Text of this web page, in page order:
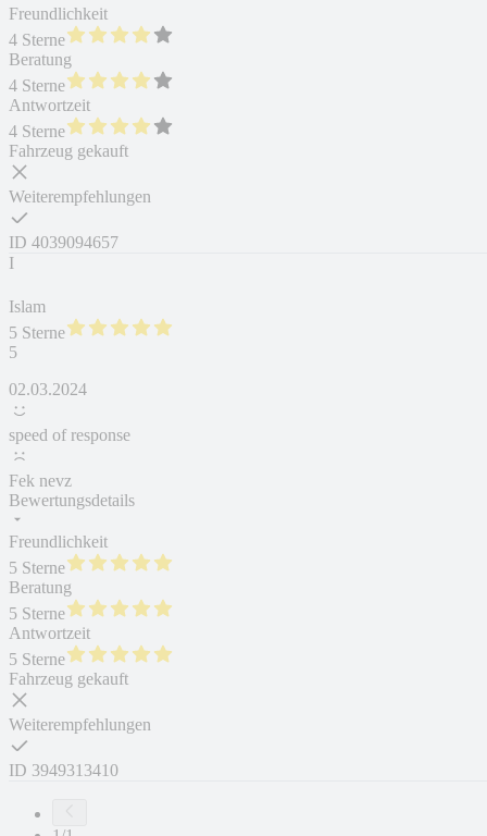
Freundlichkeit
4 Sterne
Beratung
4 Sterne
Antwortzeit
4 Sterne
Fahrzeug gekauft
Weiterempfehlungen
ID 4039094657
I
Islam
5 Sterne
5
02.03.2024
speed of response
Fek nevz
Bewertungsdetails
Freundlichkeit
5 Sterne
Beratung
5 Sterne
Antwortzeit
5 Sterne
Fahrzeug gekauft
Weiterempfehlungen
ID 3949313410